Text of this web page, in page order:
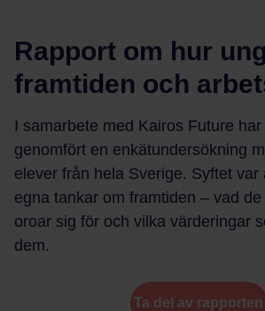
Rapport om hur
framtiden och
I samarbete med Kairos Future
genomfört en enkätundersökning
elever från hela Sverige. Syftet var
egna tankar om framtiden – vad
oroar sig för och vilka värderingar
dem.
Ta del av rapporten